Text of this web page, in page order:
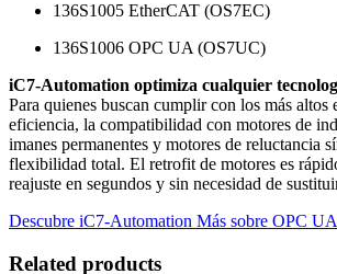
136S1005 EtherCAT (OS7EC)
136S1006 OPC UA (OS7UC)
iC7-Automation optimiza cualquier
Para quienes buscan cumplir con los más altos
eficiencia, la compatibilidad con motores de
imanes permanentes y motores de reluctancia
flexibilidad total. El retrofit de motores es
reajuste en segundos y sin necesidad de
Descubre iC7-Automation Más sobre OPC
Related products